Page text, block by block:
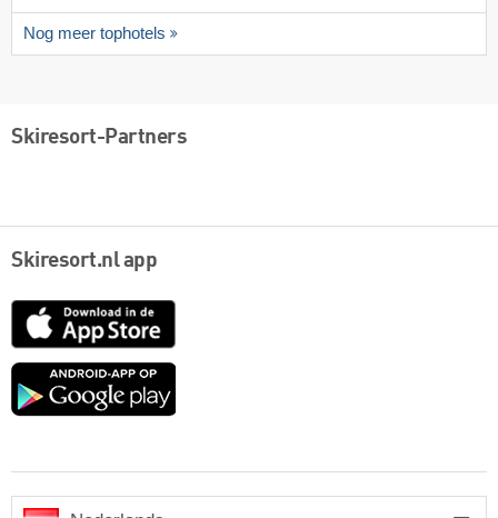
Nog meer tophotels
Skiresort-Partners
Skiresort.nl app
App
Google